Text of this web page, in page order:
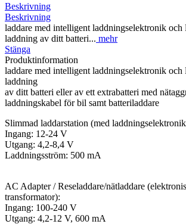
Beskrivning
Beskrivning
laddare med intelligent laddningselektronik
laddning av ditt batteri... mehr
Stänga
Produktinformation
laddare med intelligent laddningselektronik
laddning
av ditt batteri eller av ett extrabatteri med
laddningskabel för bil samt batteriladdare
Slimmad laddarstation (med
Ingang: 12-24 V
Utgang: 4,2-8,4 V
Laddningsström: 500 mA
AC Adapter / Reseladdare/nätladdare
transformator):
Ingang: 100-240 V
Utgang: 4,2-12 V, 600 mA